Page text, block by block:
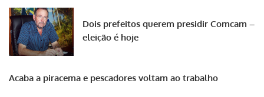
Dois prefeitos querem presidir Comcam –
eleição é hoje
Acaba a piracema e pescadores voltam ao trabalho